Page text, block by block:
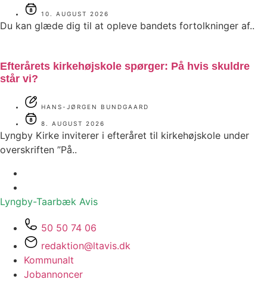
10. AUGUST 2026
Du kan glæde dig til at opleve bandets fortolkninger af..
Efterårets kirkehøjskole spørger: På hvis skuldre
står vi?
HANS-JØRGEN BUNDGAARD
8. AUGUST 2026
Lyngby Kirke inviterer i efteråret til kirkehøjskole under
overskriften ”På..
Lyngby-Taarbæk Avis
50 50 74 06
redaktion@ltavis.dk
Kommunalt
Jobannoncer